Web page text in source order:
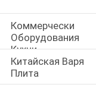
Коммерчески
Оборудования
Кухни
Китайская Варя
Плита